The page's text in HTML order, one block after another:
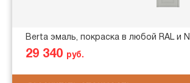
Berta эмаль, покраска в любой RAL и
29 340 руб.